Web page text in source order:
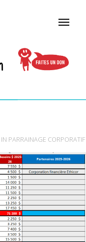
IN PARRAINAGE CORPORATIF